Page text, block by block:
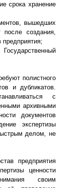
срока хранение
вышедших
после создания,
полистного
и дубликатов.
с
архивными
документов
экспертизы
делом, не
предприятия
ценности
своим